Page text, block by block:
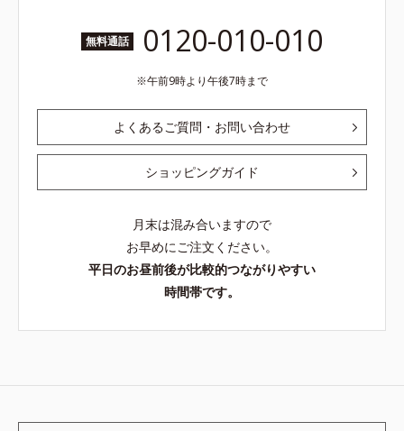
無料通話 0120-010-010
午前9時より午後7時まで
よくあるご質問・お問い合わせ
ショッピングガイド
月末は混み合いますので
お早めにご注文ください。
平日のお昼前後が比較的つながりやすい
時間帯です。